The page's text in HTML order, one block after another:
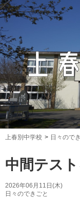
上春別中学校 日々ので
中間テス
2026年06月11日(木)
日々のできごと